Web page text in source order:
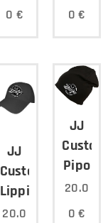
0 €
0 €
JJ
Custom
Lippis
20.0
JJ
Custom
Pipo
20.0
0 €